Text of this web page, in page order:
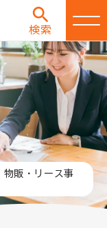
検索
物販・リース事